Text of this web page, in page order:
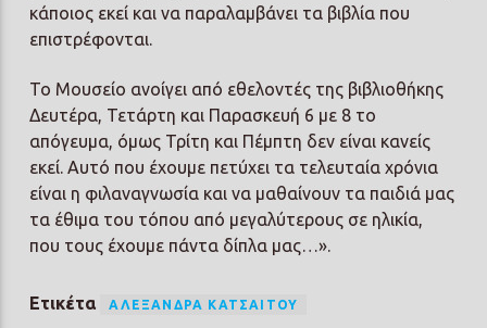
κάποιος εκεί και να παραλαμβάνει τα βιβλία που
επιστρέφονται.
Το Μουσείο ανοίγει από εθελοντές της βιβλιοθήκης
Δευτέρα, Τετάρτη και Παρασκευή 6 με 8 το
απόγευμα, όμως Τρίτη και Πέμπτη δεν είναι κανείς
εκεί. Αυτό που έχουμε πετύχει τα τελευταία χρόνια
είναι η φιλαναγνωσία και να μαθαίνουν τα παιδιά μας
τα έθιμα του τόπου από μεγαλύτερους σε ηλικία,
που τους έχουμε πάντα δίπλα μας…».
Ετικέτα ΑΛΕΞΆΝΔΡΑ ΚΑΤΣΑΊΤΟΥ